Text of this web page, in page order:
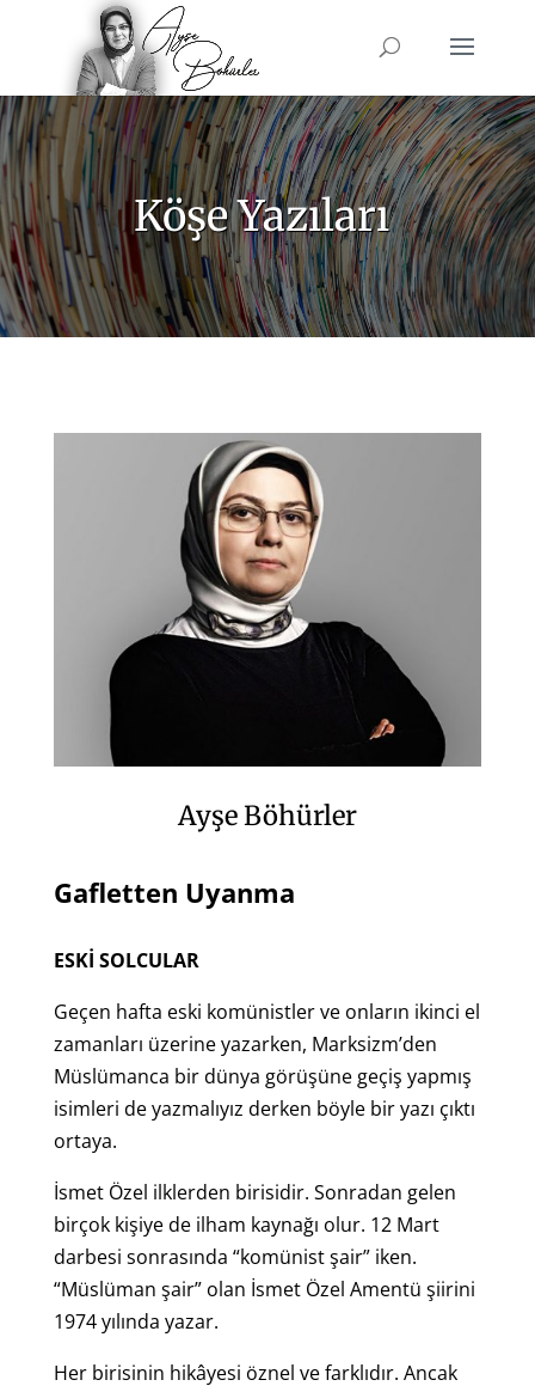
Köşe Yazıları
Ayşe Böhürler
Gafletten Uyanma
ESKİ SOLCULAR
Geçen hafta eski komünistler ve onların ikinci el
zamanları üzerine yazarken, Marksizm’den
Müslümanca bir dünya görüşüne geçiş yapmış
isimleri de yazmalıyız derken böyle bir yazı çıktı
ortaya.
İsmet Özel ilklerden birisidir. Sonradan gelen
birçok kişiye de ilham kaynağı olur. 12 Mart
darbesi sonrasında “komünist şair” iken.
“Müslüman şair” olan İsmet Özel Amentü şiirini
1974 yılında yazar.
Her birisinin hikâyesi öznel ve farklıdır. Ancak